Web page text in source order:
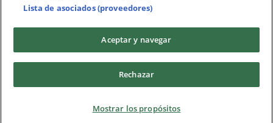
Copyright © Tiendeo ® 2026 · Shopfully Marketing S.L.U. –
Términos y condicionesPolítica de privacidad
Lista de asociados (proveedores)
Aceptar y navegar
Rechazar
Mostrar los propósitos